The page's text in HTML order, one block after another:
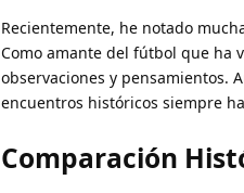
Recientemente, he notado
Como amante del fútbol que ha
observaciones y pensamientos.
encuentros históricos siempre
Comparación